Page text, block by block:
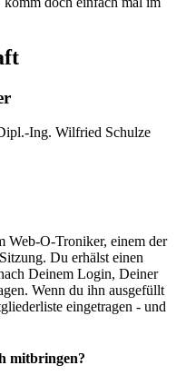
Ing. Wilfried Schulze
Web-O-Troniker, einem der
Du erhälst einen
Deinem Login, Deiner
Wenn du ihn ausgefüllt
eingetragen - und
mitbringen?